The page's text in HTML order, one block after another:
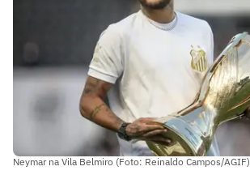
Neymar na Vila Belmiro (Foto: Reinaldo Campos/AGIF)